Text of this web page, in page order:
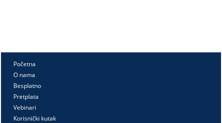
Početna
O nama
Besplatno
Pretplata
Vebinari
Korisnički kutak